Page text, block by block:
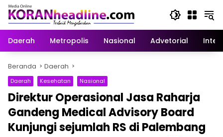
Langsung
konten
Daerah
Metropolis Nasional Advetorial
Beranda Daerah
Daerah Kesehatan Nasional
Direktur Operasional Jasa Raharja
Gandeng Medical Advisory Board
Kunjungi sejumlah RS di Palembang